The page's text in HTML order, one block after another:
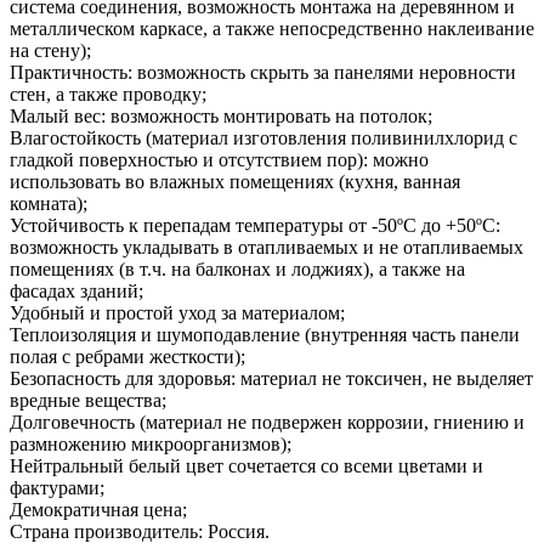
система соединения, возможность монтажа на деревянном и
металлическом каркасе, а также непосредственно наклеивание
на стену);
Практичность: возможность скрыть за панелями неровности
стен, а также проводку;
Малый вес: возможность монтировать на потолок;
Влагостойкость (материал изготовления поливинилхлорид с
гладкой поверхностью и отсутствием пор): можно
использовать во влажных помещениях (кухня, ванная
комната);
Устойчивость к перепадам температуры от -50ºС до +50ºС:
возможность укладывать в отапливаемых и не отапливаемых
помещениях (в т.ч. на балконах и лоджиях), а также на
фасадах зданий;
Удобный и простой уход за материалом;
Теплоизоляция и шумоподавление (внутренняя часть панели
полая с ребрами жесткости);
Безопасность для здоровья: материал не токсичен, не выделяет
вредные вещества;
Долговечность (материал не подвержен коррозии, гниению и
размножению микроорганизмов);
Нейтральный белый цвет сочетается со всеми цветами и
фактурами;
Демократичная цена;
Страна производитель: Россия.